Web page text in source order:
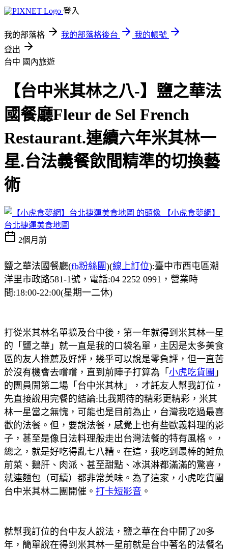
登入
我的部落格 我的部落格後台
我的帳號
登出
台中 國內旅遊
【台中米其林之八-】鹽之華法
國餐廳Fleur de Sel French
Restaurant.連續六年米其林一
星.台法義餐飲間精準的切換藝
術
【小虎食夢網】
台北捷運美食地圖
2個月前
鹽之華法國餐廳(fb粉絲團)(線上訂位):臺中市西屯區潮
洋里市政路581-1號，電話:04 2252 0991，營業時
間:18:00-22:00(星期一二休)
打從米其林名單擴及台中後，第一年就得到米其林一星
的「鹽之華」就一直是我的口袋名單，主因是太多美食
區的友人推薦及好評，幾乎可以說是零負評，但一直苦
於沒有機會去嚐嚐，直到前陣子打算為「 小虎吃貨團 」
的團員開第二場「台中米其林」，才託友人幫我訂位，
先直接說用完餐的結論:比我期待的精彩更精彩，米其
林一星當之無愧，可能也是目前為止，台灣我吃過最喜
歡的法餐。但，要說法餐，感覺上也有些歐義料理的影
子，甚至是像日法料理般走出台灣法餐的特有風格。，
總之，就是好吃得亂七八糟。在這，我吃到最棒的鮭魚
前菜、鵝肝、肉派、甚至甜點、冰淇淋都滿滿的驚喜，
就連麵包（可續）都非常美味。為了這家，小虎吃貨團
台中米其林二團開催。 打卡短影音 。
就幫我訂位的台中友人說法，鹽之華在台中開了20多
年，簡單說在得到米其林一星前就是台中著名的法餐名